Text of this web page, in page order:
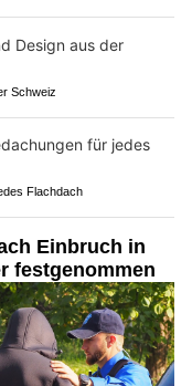
Schweiz
Flachdach
Einbruch in
festgenommen